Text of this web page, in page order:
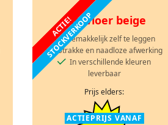
ACTIE!
STOCKVERKOOP
Gietvloer beige
Gemakkelijk zelf te leggen
Strakke en naadloze afwerking
In verschillende kleuren
leverbaar
Prijs elders:
ACTIEPRIJS VANAF